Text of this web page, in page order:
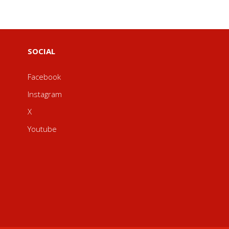
SOCIAL
Facebook
Instagram
X
Youtube